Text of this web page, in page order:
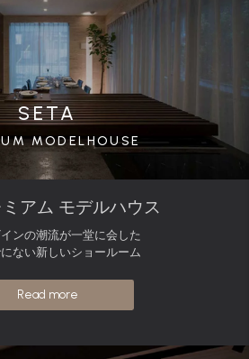
SETA
MODELHOUSE
アム モデルハウス
ンの潮流が一堂に会した
ない新しいショールーム
Read more